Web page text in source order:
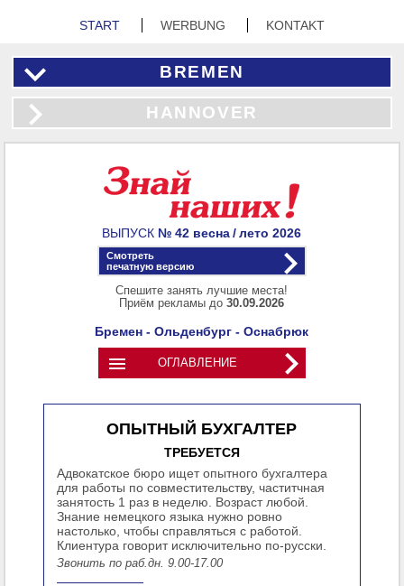
START WERBUNG KONTAKT
BREMEN
HANNOVER
ВЫПУСК № 42 весна / лето2026
Смотреть
печатную версию
Спешите занять лучшие места!
Приём рекламы до30.09.2026
Бремен - Ольденбург - Оснабрюк
 ОГЛАВЛЕНИЕ
ОПЫТНЫЙ БУХГАЛТЕР
ТРЕБУЕТСЯ
Адвокатское бюро ищет опытного бухгалтера
для работы по совместительству, частитчная
занятость 1 раз в неделю. Возраст любой.
Знание немецкого языка нужно ровно
настолько, чтобы справляться с работой.
Клиентура говорит исключительно по-русски.
Звонить по раб.дн. 9.00-17.00